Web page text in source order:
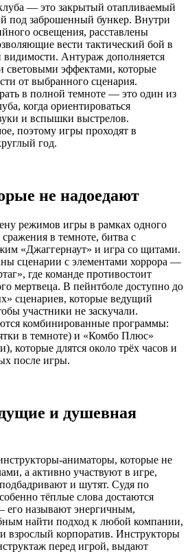
— это закрытый отапливаемый
под заброшенный бункер. Внутри
освещения, расставлены
вести тактический бой в
видимости. Антураж дополняется
световыми эффектами, которые
от выбранного сценария.
в полной темноте — это один из
когда ориентироваться
и вспышки выстрелов.
поэтому игры проходят в
год.
не надоедают
режимов игры в рамках одного
в темноте, битва с
«Джаггернаут» и игра со щитами.
сценарии с элементами хоррора —
где команде противостоит
мертвеца. В пейнтболе доступно до
сценариев, которые ведущий
участники не заскучали.
комбинированные программы:
в темноте) и «Комбо Плюс»
которые длятся около трёх часов и
после игры.
и душевная
аниматоры, которые не
а активно участвуют в игре,
и шутят. Судя по
тёплые слова достаются
называют энергичным,
найти подход к любой компании,
взрослый корпоратив. Инструкторы
перед игрой, выдают